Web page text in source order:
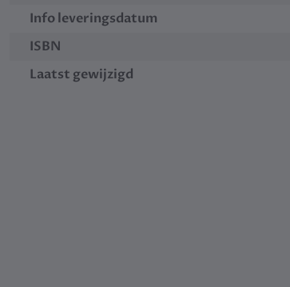
Info leveringsdatum
ISBN
Laatst gewijzigd